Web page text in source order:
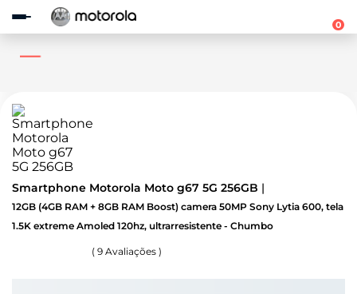
Observação:
este
site
acessibilidade.
0
Smartphone Motorola Moto g67 5G 256GB
12GB (4GB RAM + 8GB RAM Boost) camera 50MP Sony Lytia 600, tela
1.5K extreme Amoled 120hz, ultrarresistente - Chumbo
( 9 Avaliações )